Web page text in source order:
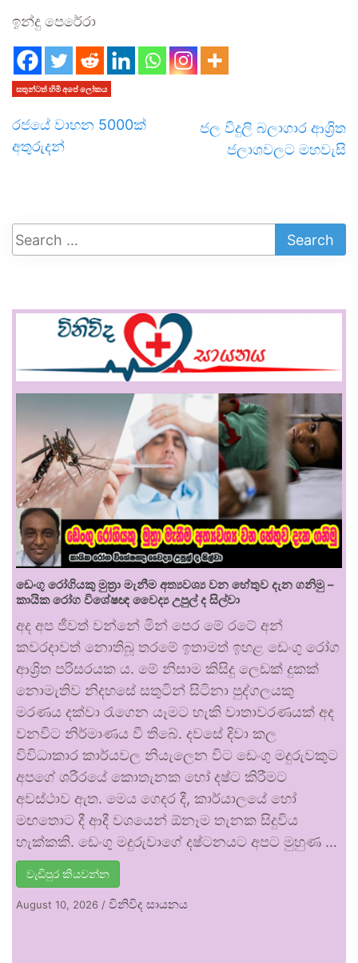
ඉන්දු පෙරේරා
සතුන්ටත් හිමි අපේ ලෝකය
රජයේ වාහන 5000ක්
අතුරුදන්
ජල විදුලි බලාගාර ආශ්‍රිත
ජලාශවලට මහවැසි
ඩෙංගු රෝගියකු ⁣මුත්‍රා මැනීම අත්‍යවශ්‍ය වන හේතුව දැන ගනිමු –
කායික රෝග විශේෂඥ වෛද්‍ය උපුල් ද සිල්වා
අද අප ජීවත් වන්නේ මින් පෙර මේ රටේ අන්
කවරදාවත් නොතිබූ තරමේ ඉතාමත් ඉහළ ඩෙංගු රෝග
ආශ්‍රිත පරිසරයක ය. මේ නිසාම කිසිදු ලෙඩක් දුකක්
නොමැතිව නිදහසේ සතුටින් සිටිනා පුද්ගලයකු
මරණය දක්වා රැගෙන යෑමට හැකි වාතාවරණයක් අද
වනවිට නිර්මාණය වී තිබේ. දවසේ දිවා කල
විවිධාකාර කාර්යවල නියැලෙන විට ඩෙංගු මදුරුවකුට
අපගේ ශරීරයේ කොතැනක හෝ දෂ්ට කිරීමට
අවස්ථාව ඇත. මෙය ගෙදර දී, කාර්යාලයේ හෝ
මඟතොට දී ආදී වශයෙන් ඕනෑම තැනක සිදුවිය
හැක්කකි. ඩෙංගු මදුරුවාගේ දෂ්ටනයට අපට මුහුණ …
වැඩිපුර කියවන්න
August 10, 2026 / විනිවිද සායනය